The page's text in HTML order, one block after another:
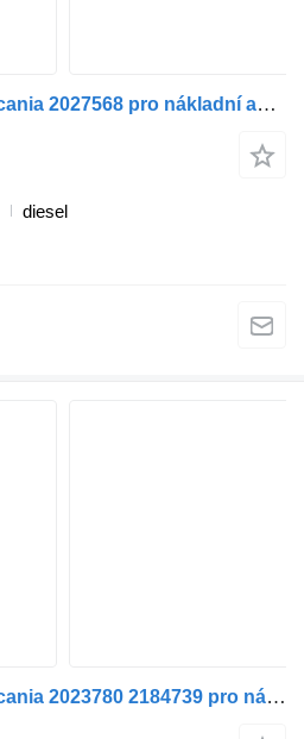
Kliková skříň motoru Scania 2027568 pro nákladní auta Scania P,G,R,T-series (2004-2017)
diesel
Kliková skříň motoru Scania 2023780 2184739 pro nákladní auta Scania P,G,R,T-series (2004-2017)